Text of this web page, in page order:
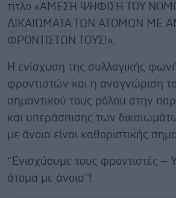
τίτλο «ΑΜΕΣΗ ΨΗΦΙΣΗ ΤΟΥ
ΔΙΚΑΙΩΜΑΤΑ ΤΩΝ ΑΤΟΜΩΝ ΜΕ
ΦΡΟΝΤΙΣΤΩΝ ΤΟΥΣ!».
Η ενίσχυση της συλλογικής
φροντιστών και η αναγνώριση
σημαντικού τους ρόλου στην
και υπεράσπισης των
με άνοια είναι καθοριστικής
‘’Ενισχύουμε τους φροντιστές –
άτομα με άνοια’’!